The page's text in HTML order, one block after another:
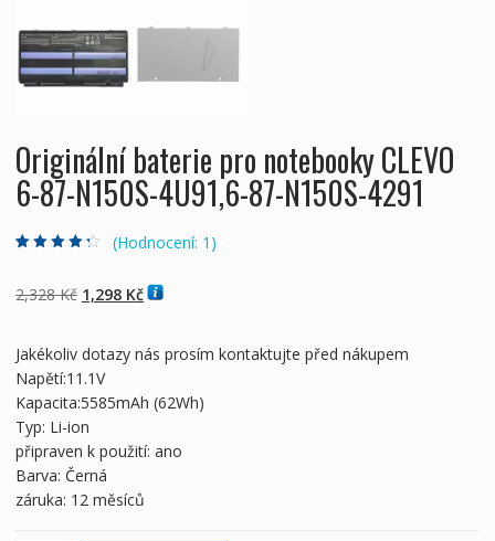
Originální baterie pro notebooky CLEVO
6-87-N150S-4U91,6-87-N150S-4291
základě
hodnocení
(Hodnocení: 1 )
2,328Kč Původní
2,328 Kč
1,298 KčAktuální
1,298 Kč
Jakékoliv dotazy nás prosím kontaktujte před nákupem
Napětí:11.1V
Kapacita:5585mAh (62Wh)
Typ: Li-ion
připraven k použití: ano
Barva: Černá
záruka: 12 měsíců